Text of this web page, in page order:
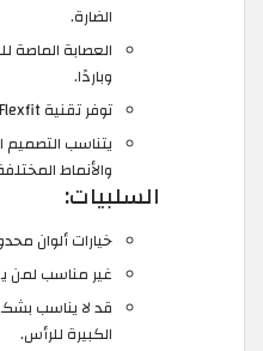
الضارة.
العصابة الماصة
وباردًا.
توفر تقنية Flexfit ملاءمة مريحة ودافئة.
يتناسب التصميم
والأنماط
السلبيات:
خيارات ألوان
غير مناسب لمن
قد لا يناسب
الكبيرة للرأس.